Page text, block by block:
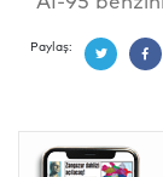
Paylaş: